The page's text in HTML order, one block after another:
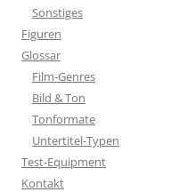
Sonstiges
Figuren
Glossar
Film-Genres
Bild & Ton
Tonformate
Untertitel-Typen
Test-Equipment
Kontakt